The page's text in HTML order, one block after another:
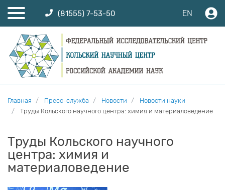
(81555) 7-53-50 EN
Главная Пресс-служба Новости
Новости науки
Труды Кольского научного центра: химия и материаловедение
Труды Кольского научного
центра: химия и
материаловедение